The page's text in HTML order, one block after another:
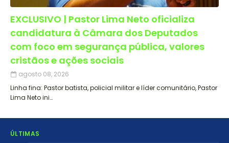
EXCLUSIVO | Pastor Lima Neto oficializa
candidatura à Câmara dos Deputados
com foco em segurança pública, valores
cristãos e ações sociais
agosto 08, 2026
Linha fina: Pastor batista, policial militar e líder comunitário, Pastor
Lima Neto ini…
ÚLTIMAS